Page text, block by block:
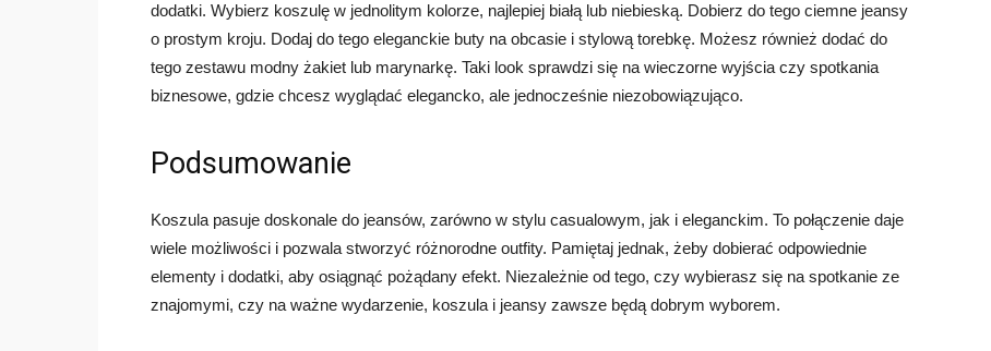
dodatki. Wybierz koszulę w jednolitym kolorze, najlepiej białą lub niebieską. Dobierz do tego ciemne jeansy
o prostym kroju. Dodaj do tego eleganckie buty na obcasie i stylową torebkę. Możesz również dodać do
tego zestawu modny żakiet lub marynarkę. Taki look sprawdzi się na wieczorne wyjścia czy spotkania
biznesowe, gdzie chcesz wyglądać elegancko, ale jednocześnie niezobowiązująco.
Podsumowanie
Koszula pasuje doskonale do jeansów, zarówno w stylu casualowym, jak i eleganckim. To połączenie daje
wiele możliwości i pozwala stworzyć różnorodne outfity. Pamiętaj jednak, żeby dobierać odpowiednie
elementy i dodatki, aby osiągnąć pożądany efekt. Niezależnie od tego, czy wybierasz się na spotkanie ze
znajomymi, czy na ważne wydarzenie, koszula i jeansy zawsze będą dobrym wyborem.